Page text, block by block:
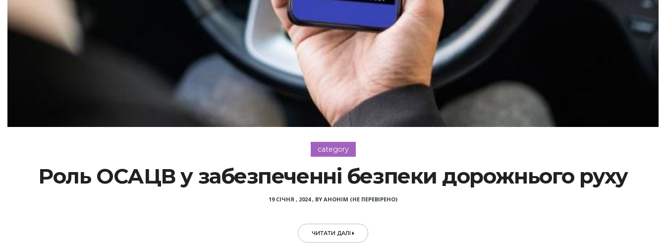
category
Роль ОСАЦВ у забезпеченні безпеки дорожнього руху
19 СІЧНЯ , 2024, BY АНОНІМ (НЕ ПЕРЕВІРЕНО)
ЧИТАТИ ДАЛІ